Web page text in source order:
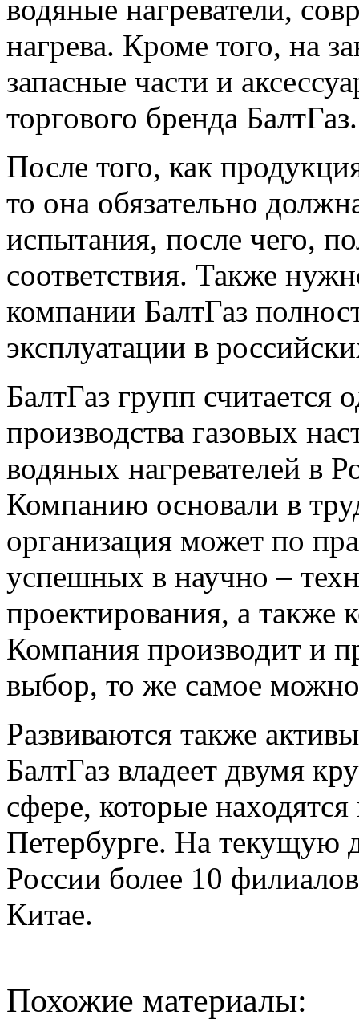
водяные нагреватели,
нагрева. Кроме того, на
запасные части и
торгового бренда БалтГаз.
После того, как
то она обязательно
испытания, после чего,
соответствия. Также
компании БалтГаз
эксплуатации в
БалтГаз групп считается
производства газовых
водяных нагревателей в
Компанию основали в
организация может по
успешных в научно –
проектирования, а также
Компания производит и
выбор, то же самое можно
Развиваются также
БалтГаз владеет двумя
сфере, которые
Петербурге. На текущую
России более 10
Китае.
Похожие материалы: